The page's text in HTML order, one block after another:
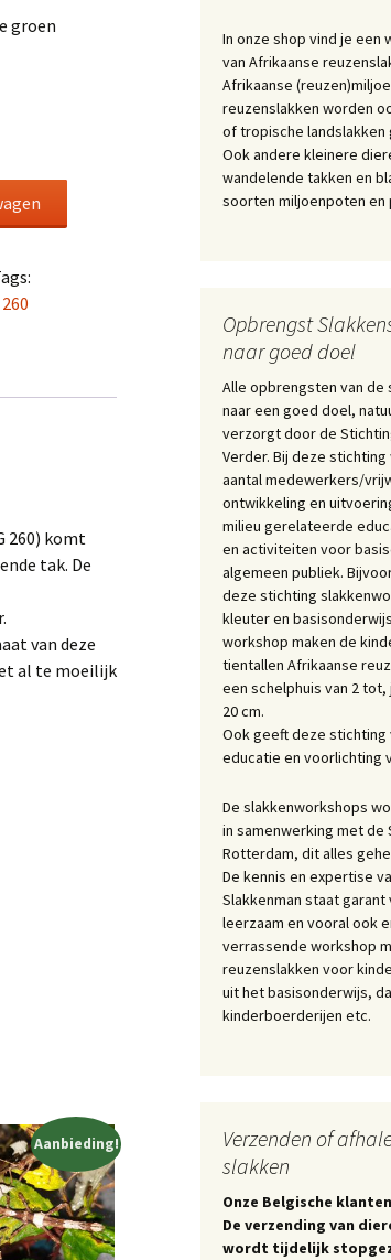
groen
260) komt
tak. De
van deze
al te moeilijk
Aanbieding!
In onze shop vind je een
van Afrikaanse
Afrikaanse
reuzenslakken worden
of tropische landslakken
Ook andere kleinere
wandelende takken en
soorten miljoenpoten en
Opbrengst
naar goed doel
Alle opbrengsten van de
naar een goed doel,
verzorgt door de
Verder. Bij deze
aantal medewerkers/
ontwikkeling en
milieu gerelateerde
en activiteiten voor
algemeen publiek.
deze stichting
kleuter en
workshop maken de
tientallen Afrikaanse
een schelphuis van 2
20 cm.
Ook geeft deze stichting
educatie en voorlichting
De slakkenworkshops
in samenwerking met de
Rotterdam, dit alles
De kennis en expertise
Slakkenman staat garant
leerzaam en vooral ook
verrassende workshop
reuzenslakken voor
uit het basisonderwijs,
kinderboerderijen etc.
Verzenden of
slakken
Onze Belgische
De verzending van
wordt tijdelijk